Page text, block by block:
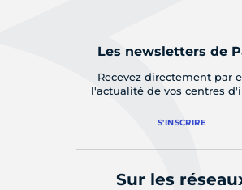
Les newsletters de
Recevez directement par
l'actualité de vos centres
S'INSCRIRE
Sur les